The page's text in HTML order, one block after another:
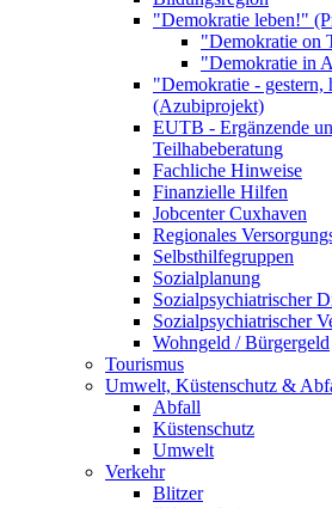
"Demokratie leben!"
"Demokratie on
"Demokratie in
"Demokratie - gestern,
(Azubiprojekt)
EUTB - Ergänzende
Teilhabeberatung
Fachliche Hinweise
Finanzielle Hilfen
Jobcenter Cuxhaven
Regionales
Selbsthilfegruppen
Sozialplanung
Sozialpsychiatrischer
Sozialpsychiatrischer
Wohngeld / Bürgergeld
Tourismus
Umwelt, Küstenschutz &
Abfall
Küstenschutz
Umwelt
Verkehr
Blitzer